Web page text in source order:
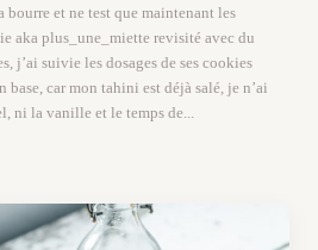
bourre et ne test que maintenant les
aka plus_une_miette revisité avec du
j’ai suivie les dosages de ses cookies
car mon tahini est déjà salé, je n’ai
ni la vanille et le temps de...